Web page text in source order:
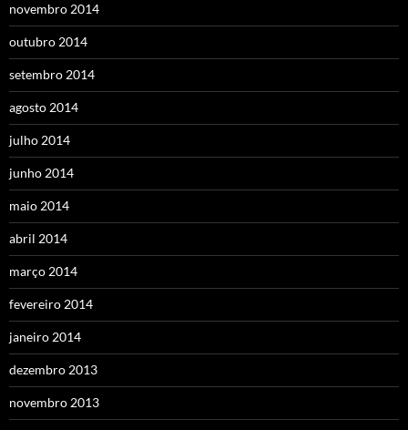
novembro 2014
outubro 2014
setembro 2014
agosto 2014
julho 2014
junho 2014
maio 2014
abril 2014
março 2014
fevereiro 2014
janeiro 2014
dezembro 2013
novembro 2013